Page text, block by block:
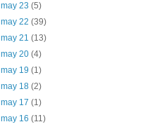
may 23 (5)
may 22 (39)
may 21 (13)
may 20 (4)
may 19 (1)
may 18 (2)
may 17 (1)
may 16 (11)